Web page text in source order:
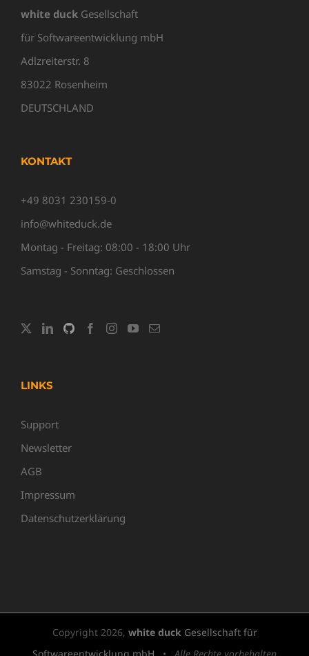
white duck Gesellschaft
für Softwareentwicklung mbH
Adlzreiterstr. 8
83022 Rosenheim
DEUTSCHLAND
KONTAKT
+49 8031 230159-0
info@whiteduck.de
Montag - Freitag: 08:00 - 18:00 Uhr
Samstag - Sonntag: Geschlossen
LINKS
Support
Newsletter
AGB
Impressum
Datenschutzerklärung
Copyright 2026, white duckGesellschaft für